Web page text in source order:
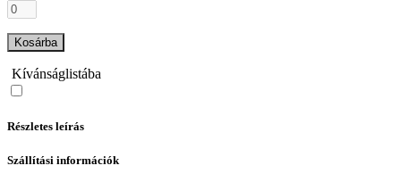
Kosárba
Kívánságlistába
Részletes leírás
Szállítási információk